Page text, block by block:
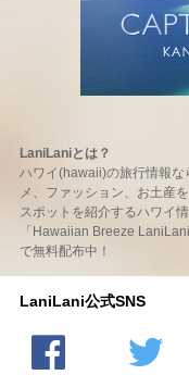
LaniLaniとは？
ハワイ(hawaii)の旅行情報
メ、ファッション、お土産
スポットを紹介するハワイ
「Hawaiian Breeze
で無料配布中！
LaniLani公式SNS